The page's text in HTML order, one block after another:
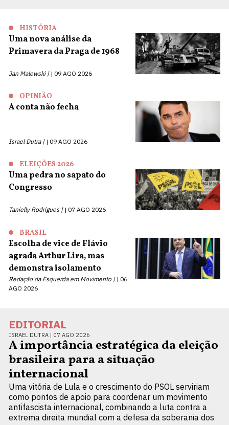
HISTÓRIA
Uma nova análise da
Primavera da Praga de 1968
Jan Malewski | 09 AGO 2026
OPINIÃO
A conta não fecha
Israel Dutra | 09 AGO 2026
ELEIÇÕES 2026
Uma pedra no sapato do
Congresso
Tanielly Rodrigues | 07 AGO 2026
BRASIL
Escolha de vice de Flávio
agrada Arthur Lira, mas
demonstra isolamento
Redação da Esquerda em Movimento |
06
AGO 2026
EDITORIAL
ISRAEL DUTRA | 07 AGO 2026
A importância estratégica da eleição
brasileira para a situação
internacional
Uma vitória de Lula e o crescimento do PSOL serviriam
como pontos de apoio para coordenar um movimento
antifascista internacional, combinando a luta contra a
extrema direita mundial com a defesa da soberania dos